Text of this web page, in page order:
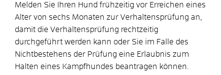
Melden Sie Ihren Hund frühzeitig vor Erreichen eines
Alter von sechs Monaten zur Verhaltensprüfung an,
damit die Verhaltensprüfung rechtzeitig
durchgeführt werden kann oder Sie im Falle des
Nichtbestehens der Prüfung eine Erlaubnis zum
Halten eines Kampfhundes beantragen können.